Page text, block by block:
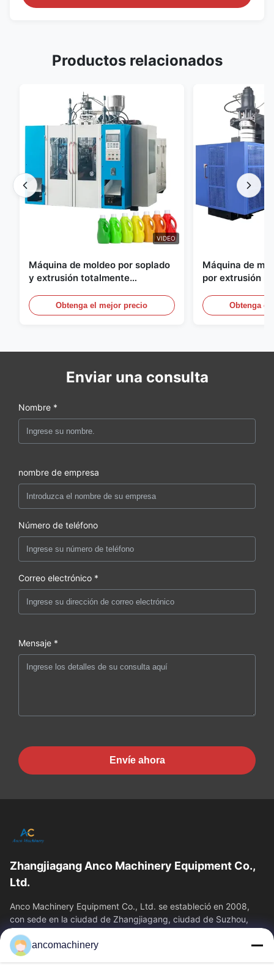
Productos relacionados
VIDEO
Máquina de moldeo por soplado
y extrusión totalmente
HDPE, máquina de moldeo por
soplado de PE
Obtenga el mejor precio
Máquina de
por extrusión
automático a
60L
Obtenga el
Enviar una consulta
Nombre *
nombre de empresa
Número de teléfono
Correo electrónico *
Mensaje *
Envíe ahora
Zhangjiagang Anco Machinery Equipment Co.,
Ltd.
Anco Machinery Equipment Co., Ltd. se estableció en 2008,
con sede en la ciudad de Zhangjiagang, ciudad de Suzhou,
provincia de Jiangsu. Es una...
Enlaces Rápidos
ancomachinery